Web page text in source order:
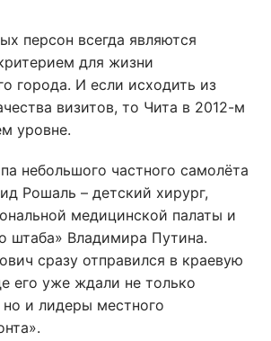
персон всегда являются
для жизни
города. И если исходить из
визитов, то Чита в 2012-м
уровне.
небольшого частного самолёта
Рошаль – детский хирург,
медицинской палаты и
штаба» Владимира Путина.
сразу отправился в краевую
его уже ждали не только
и лидеры местного